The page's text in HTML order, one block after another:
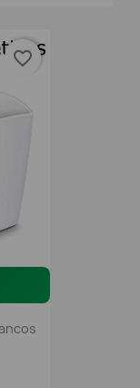
favorite_border